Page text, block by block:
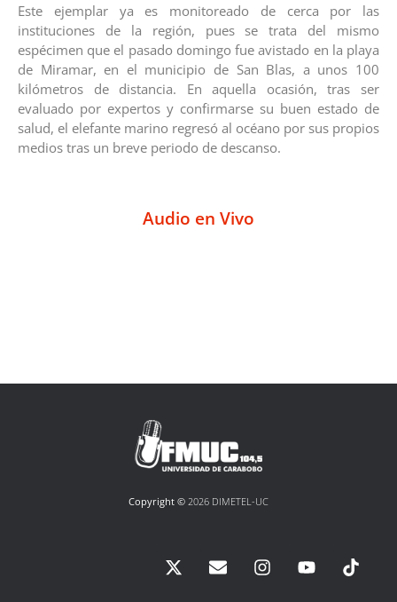
Este ejemplar ya es monitoreado de cerca por las
instituciones de la región, pues se trata del mismo
espécimen que el pasado domingo fue avistado en la playa
de Miramar, en el municipio de San Blas, a unos 100
kilómetros de distancia. En aquella ocasión, tras ser
evaluado por expertos y confirmarse su buen estado de
salud, el elefante marino regresó al océano por sus propios
medios tras un breve periodo de descanso.
Audio en Vivo
Copyright © 2026 DIMETEL-UC